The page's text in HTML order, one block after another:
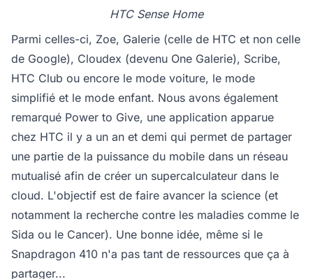
HTC Sense Home
Parmi celles-ci, Zoe, Galerie (celle de HTC et non celle
de Google), Cloudex (devenu One Galerie), Scribe,
HTC Club ou encore le mode voiture, le mode
simplifié et le mode enfant. Nous avons également
remarqué Power to Give, une application apparue
chez HTC il y a un an et demi qui permet de partager
une partie de la puissance du mobile dans un réseau
mutualisé afin de créer un supercalculateur dans le
cloud. L'objectif est de faire avancer la science (et
notamment la recherche contre les maladies comme le
Sida ou le Cancer). Une bonne idée, même si le
Snapdragon 410 n'a pas tant de ressources que ça à
partager...